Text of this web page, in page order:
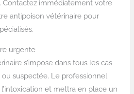
Contactez immédiatement votre
antipoison vétérinaire pour
urgente
s’impose dans tous les cas
suspectée. Le professionnel
et mettra en place un